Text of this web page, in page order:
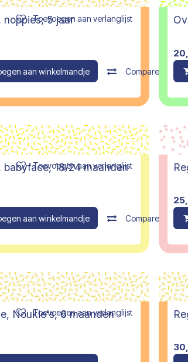
noppies, 5 jaar
aan winkelmandje Compare
Toevoegen aan verlanglijst
babyface, 18/24 maanden
aan winkelmandje Compare
Toevoegen aan verlanglijst
Noukie's, 6 maanden
Toevoegen aan verlanglijst